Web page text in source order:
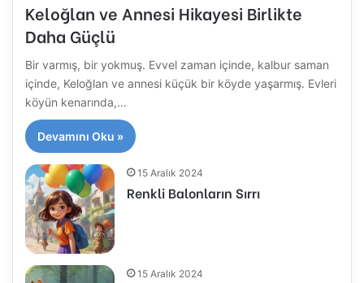
Keloğlan ve Annesi Hikayesi Birlikte
Daha Güçlü
Bir varmış, bir yokmuş. Evvel zaman içinde, kalbur saman
içinde, Keloğlan ve annesi küçük bir köyde yaşarmış. Evleri
köyün kenarında,…
Devamını Oku »
15 Aralık 2024
Renkli Balonların Sırrı
15 Aralık 2024